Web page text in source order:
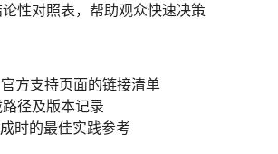
性对照表，帮助观众快速决策
方支持页面的链接清单
径及版本记录
时的最佳实践参考